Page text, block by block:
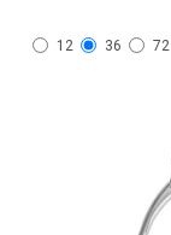
12 36 72